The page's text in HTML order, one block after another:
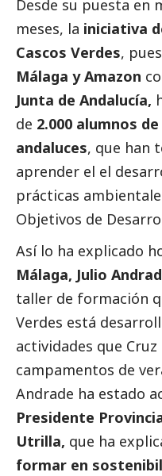
Desde su puesta en
meses, la iniciativa
Cascos Verdes,
Málaga y Amazon
Junta de Andalucía,
de 2.000 alumnos
andaluces, que han
aprender el el
prácticas
Objetivos de
Así lo ha explicado
Málaga, Julio
taller de formación
Verdes está
actividades que
campamentos de
Andrade ha estado
Presidente
Utrilla, que ha
formar en